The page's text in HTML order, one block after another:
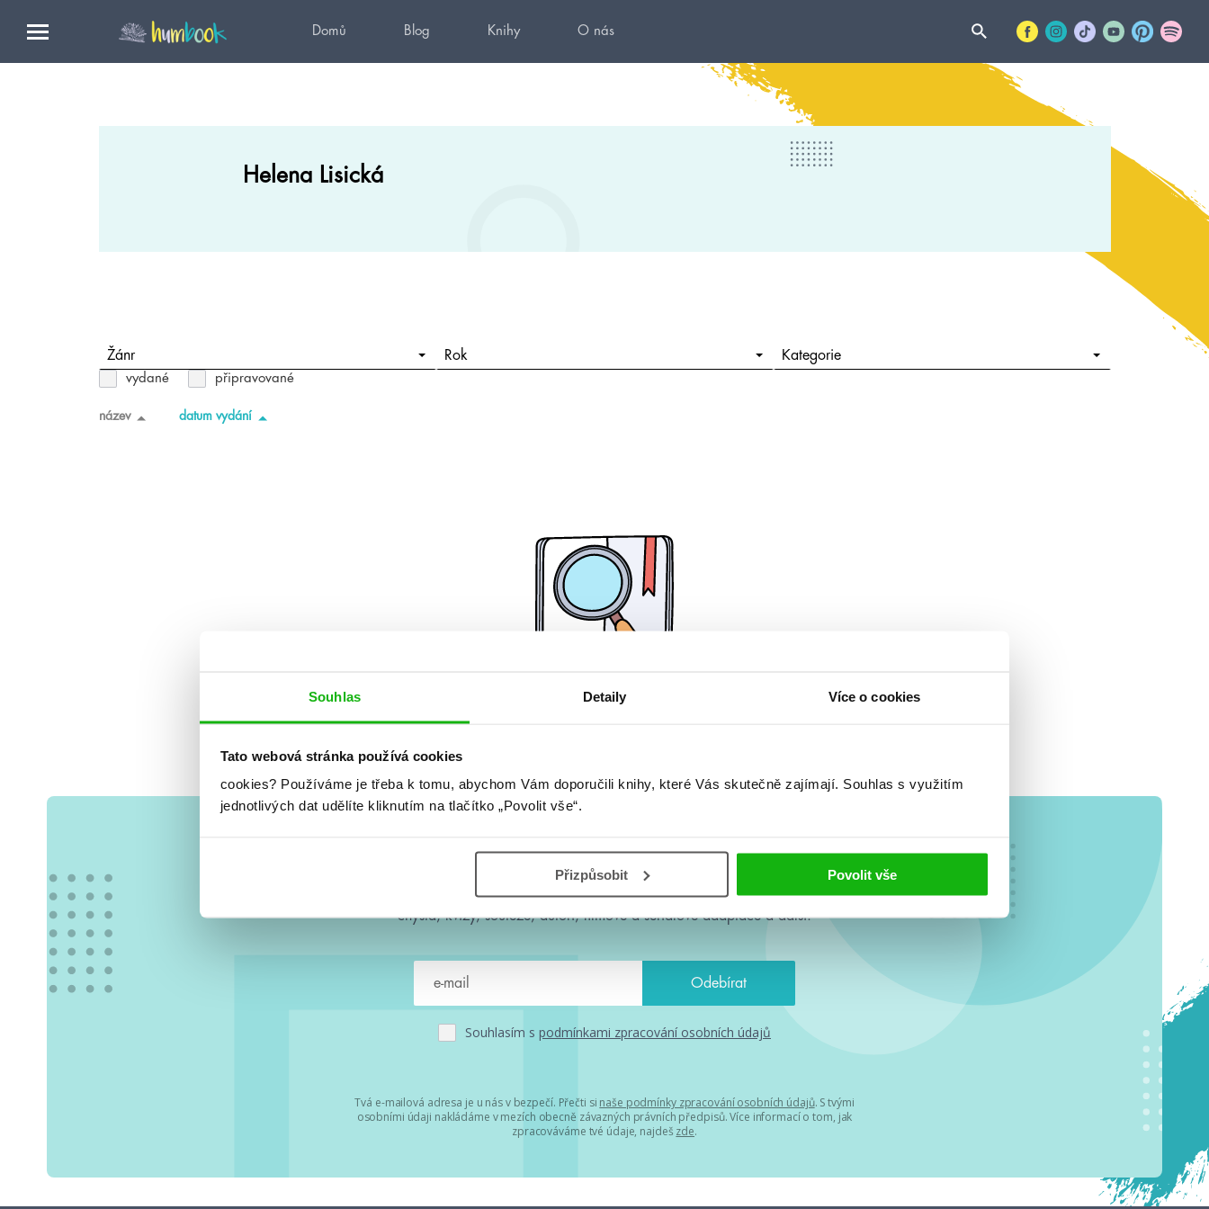
Souhlas Detaily Více o cookies
Tato webová stránka používá cookies
cookies? Používáme je třeba k tomu, abychom Vám doporučili knihy, které Vás skutečně zajímají. Souhlas s využitím
jednotlivých dat udělíte kliknutím na tlačítko „Povolit vše“.
Přizpůsobit Povolit vše
Domů Blog Knihy O nás
Helena Lisická
Žánr Rok Kategorie
vydané připravované
název datum vydání
#HumbookNews
Vše kolem #youngadult každý měsíc rovnou do mailu! Nové knihy, co se
chystá, kvízy, soutěže, autoři, filmové a seriálové adaptace a další.
Souhlasím s podmínkami zpracování osobních údajů
Tvá e-mailová adresa je u nás v bezpečí. Přečti si naše podmínky zpracování osobních údajů. S tvými
osobními údaji nakládáme v mezích obecně závazných právních předpisů. Více informací o tom, jak
zpracováváme tvé údaje, najdeš zde.